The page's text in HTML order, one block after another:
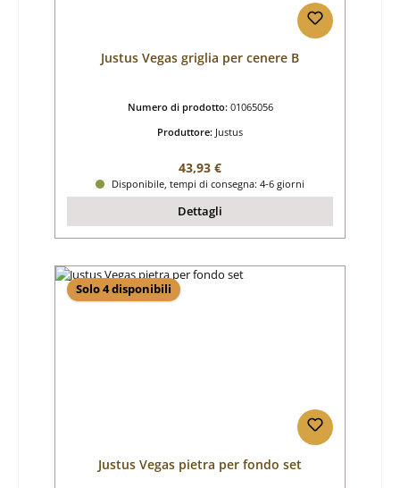
Justus Vegas griglia per cenere B
Numero di prodotto: 01065056
Produttore: Justus
Prezzo normale:
43,93 €
Disponibile, tempi di consegna: 4-6 giorni
Dettagli
Solo 4 disponibili
Justus Vegas pietra per fondo set